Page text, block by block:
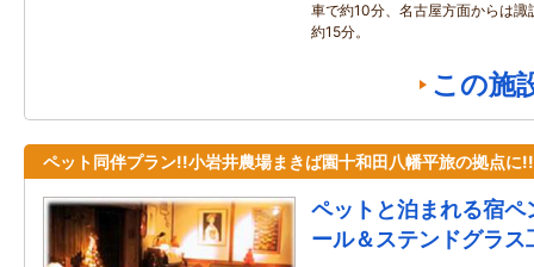
車で約10分、名古屋方面からは諏
約15分。
この施
ペット同伴プラン!!小岩井農場まきば園十和田八幡平旅の拠点に!!
ペットと泊まれる宿ペ
ール＆ステンドグラス